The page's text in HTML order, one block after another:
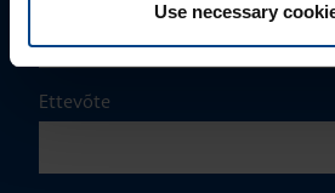
Use necessary
Ettevõte